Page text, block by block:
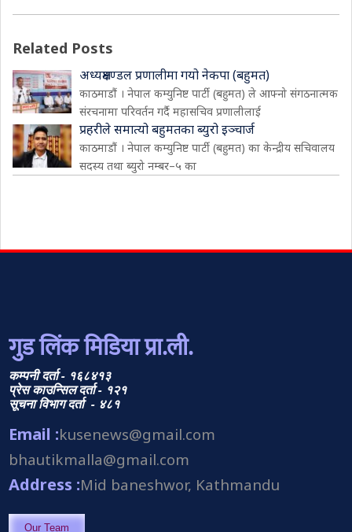
Related Posts
अध्यक्षमण्डल प्रणालीमा गयो नेकपा (बहुमत)
काठमाडौं । नेपाल कम्युनिष्ट पार्टी (बहुमत) ले आफ्नो संगठनात्मक
संरचनामा परिवर्तन गर्दै महासचिव प्रणालीलाई
प्रहरीले समात्यो बहुमतका ब्युरो इञ्चार्ज
काठमाडौं । नेपाल कम्युनिष्ट पार्टी (बहुमत) का केन्द्रीय सचिवालय
सदस्य तथा ब्युरो नम्बर–५ का
गुड लिंक मिडिया प्रा.ली.
कम्पनी दर्ता - १६८४१३
प्रेस काउन्सिल दर्ता - १२१
सूचना विभाग दर्ता - ४८१
Email :kusenews@gmail.com
bhautikmalla@gmail.com
Address :Mid baneshwor, Kathmandu
Our Team